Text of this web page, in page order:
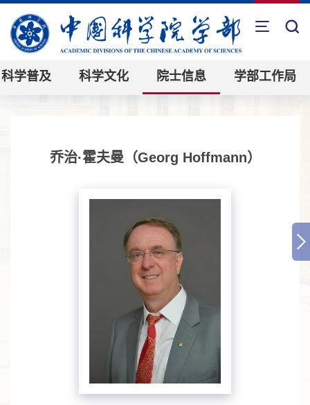
科学普及 科学文化 院士信息 学部工作局
乔治·霍夫曼（Georg Hoffmann）